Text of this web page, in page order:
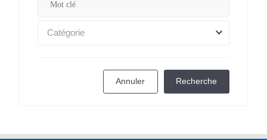
Catégorie
Annuler Recherche